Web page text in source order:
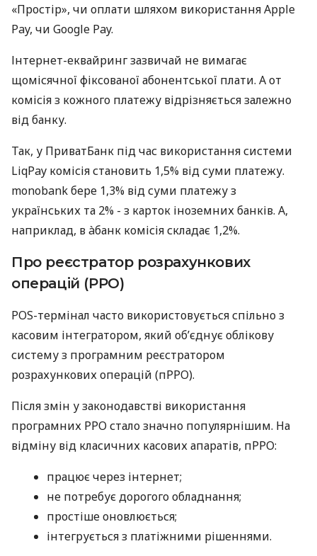
«Простір», чи оплати шляхом використання Apple
Pay, чи Google Pay.
Інтернет-еквайринг зазвичай не вимагає
щомісячної фіксованої абонентської плати. А от
комісія з кожного платежу відрізняється залежно
від банку.
Так, у ПриватБанк під час використання системи
LiqPay комісія становить 1,5% від суми платежу.
monobank бере 1,3% від суми платежу з
українських та 2% - з карток іноземних банків. А,
наприклад, в àбанк комісія складає 1,2%.
Про реєстратор розрахункових
операцій (РРО)
POS-термінал часто використовується спільно з
касовим інтегратором, який об’єднує облікову
систему з програмним реєстратором
розрахункових операцій (пРРО).
Після змін у законодавстві використання
програмних РРО стало значно популярнішим. На
відміну від класичних касових апаратів, пРРО:
працює через інтернет;
не потребує дорогого обладнання;
простіше оновлюється;
інтегрується з платіжними рішеннями.